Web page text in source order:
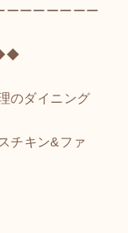
ーーーーーーー
◆◆
のダイニング
チキン&ファ